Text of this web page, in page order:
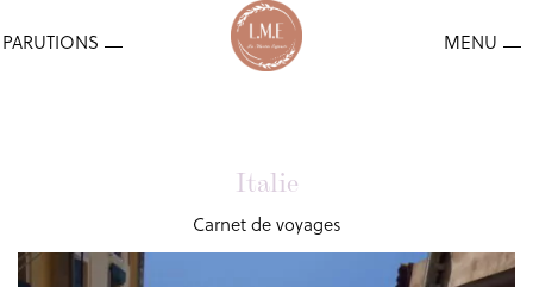
Italie
Carnet de voyages